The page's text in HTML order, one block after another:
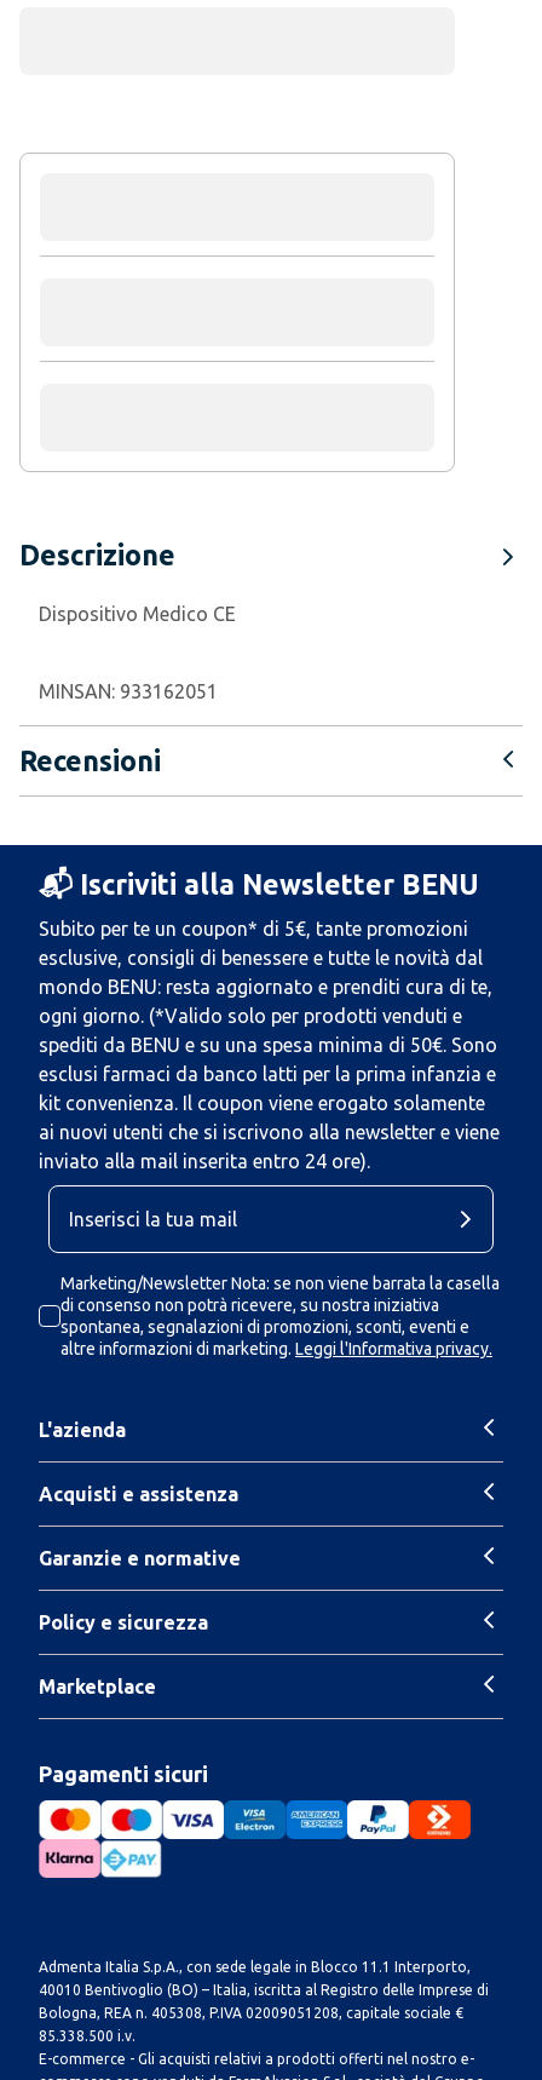
Descrizione
Dispositivo Medico CE
MINSAN: 933162051
Recensioni
📬 Iscriviti alla Newsletter BENU
Subito per te un coupon* di 5€, tante promozioni
esclusive, consigli di benessere e tutte le novità dal
mondo BENU: resta aggiornato e prenditi cura di te,
ogni giorno. (*Valido solo per prodotti venduti e
spediti da BENU e su una spesa minima di 50€. Sono
esclusi farmaci da banco latti per la prima infanzia e
kit convenienza. Il coupon viene erogato solamente
ai nuovi utenti che si iscrivono alla newsletter e viene
inviato alla mail inserita entro 24 ore).
Marketing/Newsletter Nota: se non viene barrata la casella
di consenso non potrà ricevere, su nostra iniziativa
spontanea, segnalazioni di promozioni, sconti, eventi e
altre informazioni di marketing. Leggi l'Informativa privacy.
L'azienda
Acquisti e assistenza
Garanzie e normative
Policy e sicurezza
Marketplace
Pagamenti sicuri
Admenta Italia S.p.A., con sede legale in Blocco 11.1 Interporto,
40010 Bentivoglio (BO) – Italia, iscritta al Registro delle Imprese di
Bologna, REA n. 405308, P.IVA 02009051208, capitale sociale €
85.338.500 i.v.
E-commerce - Gli acquisti relativi a prodotti offerti nel nostro e-